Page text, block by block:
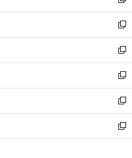
開
く
ウ
で
開
く
ン
ド
ウ
で
開
く
ウ
ィ
ン
ド
ウ
で
開
く
し
い
ウ
ィ
ン
ド
ウ
で
開
く
新
し
い
ウ
ィ
ン
ド
ウ
で
開
新
し
い
ウ
ィ
ン
ド
ウ
新
し
い
ウ
ィ
ン
新
し
い
ウ
新
し